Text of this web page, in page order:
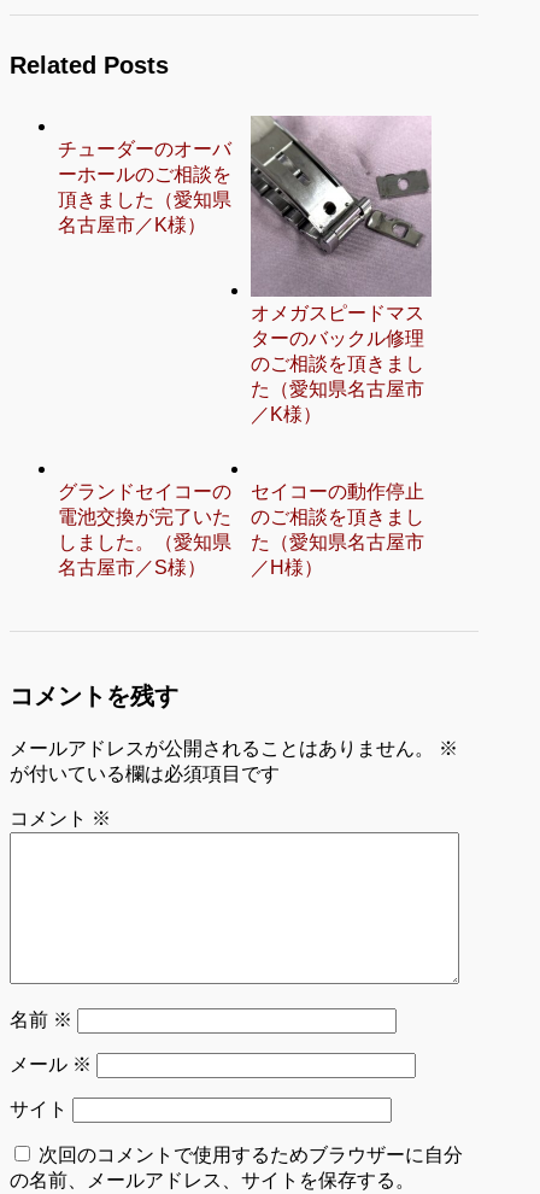
Related Posts
チューダーのオーバ
ーホールのご相談を
頂きました（愛知県
名古屋市／K様）
オメガスピードマス
ターのバックル修理
のご相談を頂きまし
た（愛知県名古屋市
／K様）
グランドセイコーの
電池交換が完了いた
しました。（愛知県
名古屋市／S様）
セイコーの動作停止
のご相談を頂きまし
た（愛知県名古屋市
／H様）
コメントを残す
メールアドレスが公開されることはありません。
※
が付いている欄は必須項目です
コメント ※
名前 ※
メール ※
サイト
次回のコメントで使用するためブラウザーに自分
の名前、メールアドレス、サイトを保存する。